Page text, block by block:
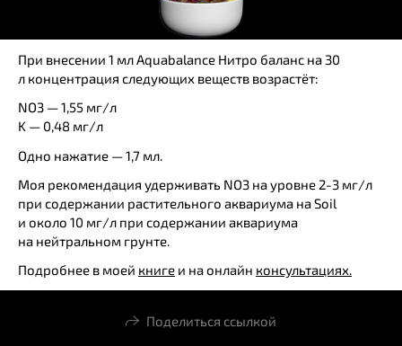
При внесении 1 мл Aquabalance Нитро баланс на 30
л концентрация следующих веществ возрастёт:
NO3 — 1,55 мг/л
K — 0,48 мг/л
Одно нажатие — 1,7 мл.
Моя рекомендация удерживать NO3 на уровне 2-3 мг/л
при содержании растительного аквариума на Soil
и около 10 мг/л при содержании аквариума
на нейтральном грунте.
Подробнее в моей книге и на онлайн консультациях.
Поделиться ссылкой